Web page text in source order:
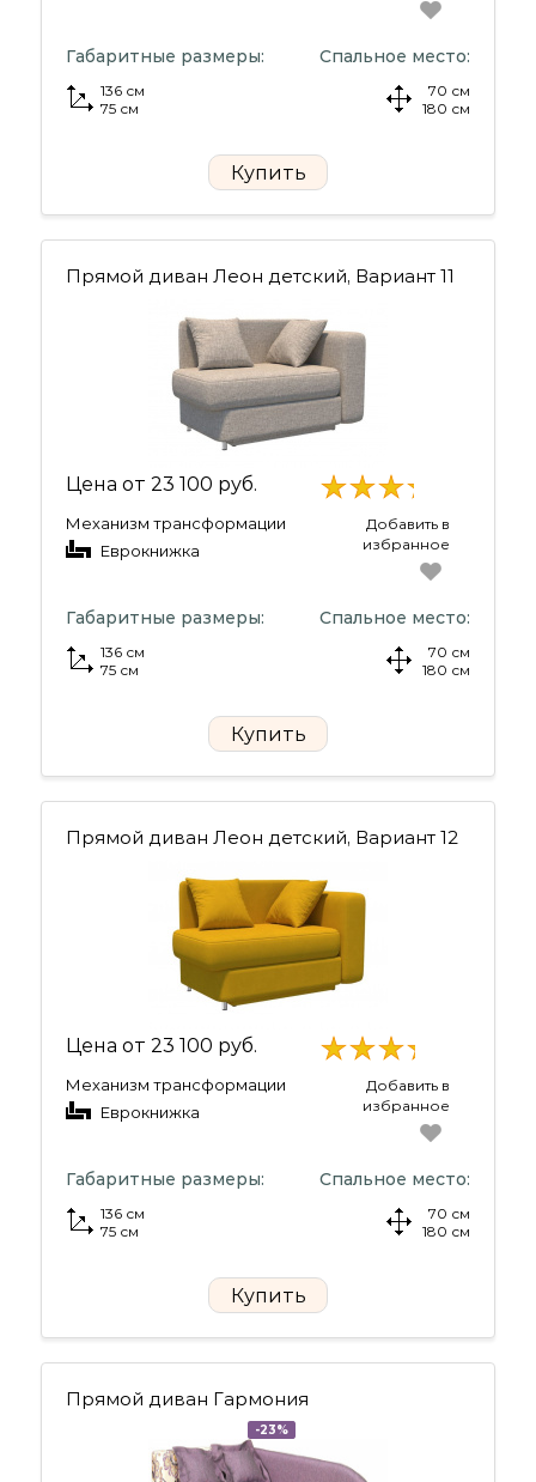
Габаритные размеры:
136 см
75 см
Спальное место:
70 см
180 см
Купить
Прямой диван Леон детский, Вариант 11
Цена от 23 100 руб.
Механизм трансформации
Еврокнижка
Добавить в
избранное
Габаритные размеры:
136 см
75 см
Спальное место:
70 см
180 см
Купить
Прямой диван Леон детский, Вариант 12
Цена от 23 100 руб.
Механизм трансформации
Еврокнижка
Добавить в
избранное
Габаритные размеры:
136 см
75 см
Спальное место:
70 см
180 см
Купить
Прямой диван Гармония
-23%